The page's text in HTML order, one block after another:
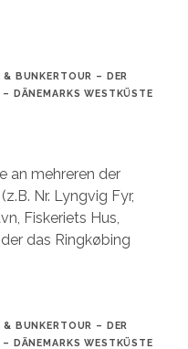
BUNKERTOUR – DER
DÄNEMARKS WESTKÜSTE
an mehreren der
Nr. Lyngvig Fyr,
Fiskeriets Hus,
das Ringkøbing
BUNKERTOUR – DER
DÄNEMARKS WESTKÜSTE